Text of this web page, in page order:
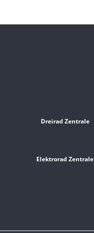
Dreirad Zentrale
Elektrorad Zentrale